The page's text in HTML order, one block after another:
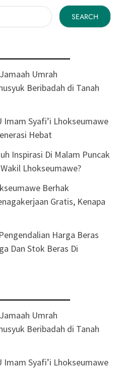
Umrah
Beribadah di Tanah
Imam Syafi’i Lhokseumawe
Hebat
Inspirasi Di Malam Puncak
Lhokseumawe?
Berhak
Gratis, Kenapa
Harga Beras
Dan Stok Beras Di
Umrah
Beribadah di Tanah
Imam Syafi’i Lhokseumawe